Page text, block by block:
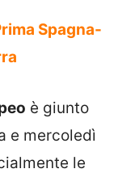
Spagna-
è giunto
e mercoledì
le